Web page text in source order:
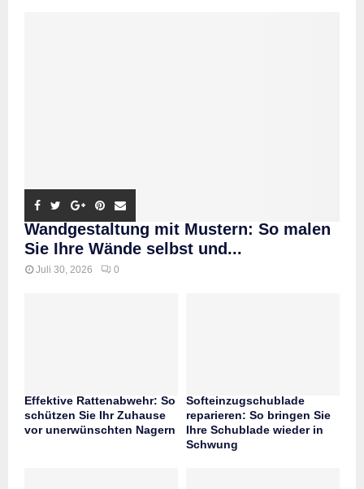
Wandgestaltung mit Mustern: So malen
Sie Ihre Wände selbst und...
Juli 30, 2026 0
Effektive Rattenabwehr: So
schützen Sie Ihr Zuhause
vor unerwünschten Nagern
Softeinzugschublade
reparieren: So bringen Sie
Ihre Schublade wieder in
Schwung